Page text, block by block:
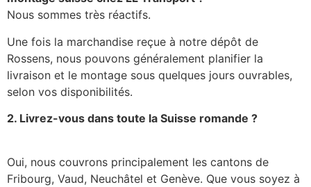
Nous sommes très réactifs.
Une fois la marchandise reçue à notre dépôt de
Rossens, nous pouvons généralement planifier la
livraison et le montage sous quelques jours ouvrables,
selon vos disponibilités.
2. Livrez-vous dans toute la Suisse romande ?
Oui, nous couvrons principalement les cantons de
Fribourg, Vaud, Neuchâtel et Genève. Que vous soyez à